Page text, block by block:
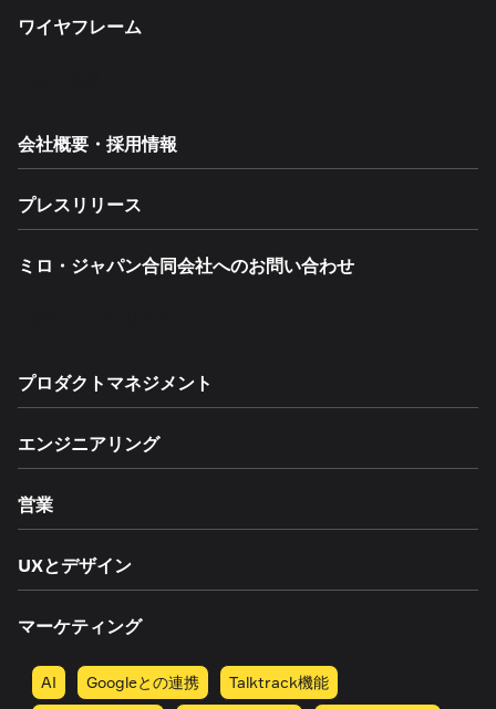
ワイヤフレーム
会社概要・採用情報
プレスリリース
ミロ・ジャパン合同会社へのお問い合わせ
プロダクトマネジメント
エンジニアリング
営業
UXとデザイン
マーケティング
AI Googleとの連携 Talktrack機能